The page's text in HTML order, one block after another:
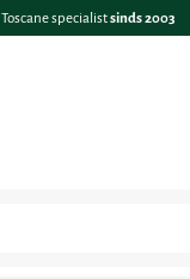
Toscane specialistsinds 2003